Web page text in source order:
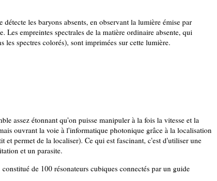
les baryons absents, en observant la lumière émise par
Les empreintes spectrales de la matière ordinaire absente, qui
spectres colorés), sont imprimées sur cette lumière.
assez étonnant qu'on puisse manipuler à la fois la vitesse et la
ouvrant la voie à l'informatique photonique grâce à la localisation
permet de la localiser). Ce qui est fascinant, c'est d'utiliser une
et un parasite.
de 100 résonateurs cubiques connectés par un guide